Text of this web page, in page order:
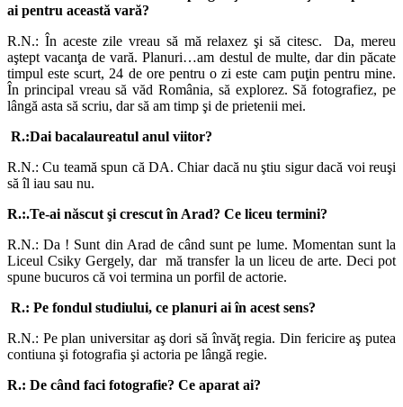
ai pentru această vară?
R.N.: În aceste zile vreau să mă relaxez şi să citesc. Da, mereu
aştept vacanţa de vară. Planuri…am destul de multe, dar din păcate
timpul este scurt, 24 de ore pentru o zi este cam puţin pentru mine.
În principal vreau să văd România, să explorez. Să fotografiez, pe
lângă asta să scriu, dar să am timp şi de prietenii mei.
R.:Dai bacalaureatul anul viitor?
R.N.: Cu teamă spun că DA. Chiar dacă nu ştiu sigur dacă voi reuşi
să îl iau sau nu.
R.:.Te-ai născut şi crescut în Arad? Ce liceu termini?
R.N.: Da ! Sunt din Arad de când sunt pe lume. Momentan sunt la
Liceul Csiky Gergely, dar mă transfer la un liceu de arte. Deci pot
spune bucuros că voi termina un porfil de actorie.
R.: Pe fondul studiului, ce planuri ai în acest sens?
R.N.: Pe plan universitar aş dori să învăţ regia. Din fericire aş putea
contiuna şi fotografia şi actoria pe lângă regie.
R.: De când faci fotografie? Ce aparat ai?